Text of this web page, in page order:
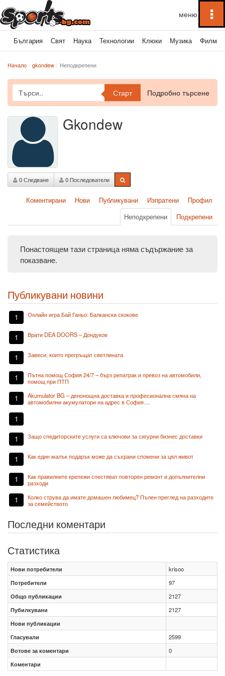
България Свят Наука Технологии Клюки Музика Филми
Начало gkondew Неподкрепени
Старт Подробно търсене
Gkondew
0 Следване 0 Последователи
Профил
Изпратени
Публикувани
Нови
Коментирани
Подкрепени
Неподкрепени
Понастоящем тази страница няма съдържание за
показване.
Публикувани новини
1 Онлайн игра Бай Ганьо: Балкански скокове
1 Врати DEA DOORS – Дондуков
1 Завеси, които прегръщат светлината
1
Пътна помощ София 24/7 – бърз репатрак и превоз на автомобили,
помощ при ПТП
1
Akumulator BG – денонощна доставка и професионална смяна на
автомобилни акумулатори на адрес в София....
1
1 Защо спедиторските услуги са ключови за сигурни бизнес доставки
1 Как един малък подарък може да съхрани спомени за цял живот
1
Как правилните крепежи спестяват повторен ремонт и допълнителни
разходи
1
Колко струва да имате домашен любимец? Пълен преглед на разходите
за семейството
Последни коментари
Статистика
Нови потребители
krisoo
Потребители
97
Общо публикации
2127
Пубилкувани
2127
Нови публикации
Гласували
2599
Вотове за коментари
0
Коментари